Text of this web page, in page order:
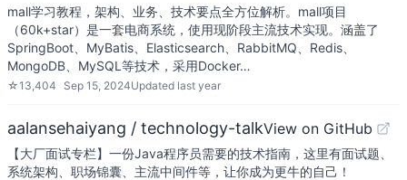
mall学习教程，架构、业务、技术要点全方位解析。mall项目
（60k+star）是一套电商系统，使用现阶段主流技术实现。涵盖了
SpringBoot、MyBatis、Elasticsearch、RabbitMQ、Redis、
MongoDB、MySQL等技术，采用Docker…
☆13,404 Sep 15, 2024Updated last year
aalansehaiyang / technology-talkView on GitHub
【大厂面试专栏】一份Java程序员需要的技术指南，这里有面试题、
系统架构、职场锦囊、主流中间件等，让你成为更牛的自己！